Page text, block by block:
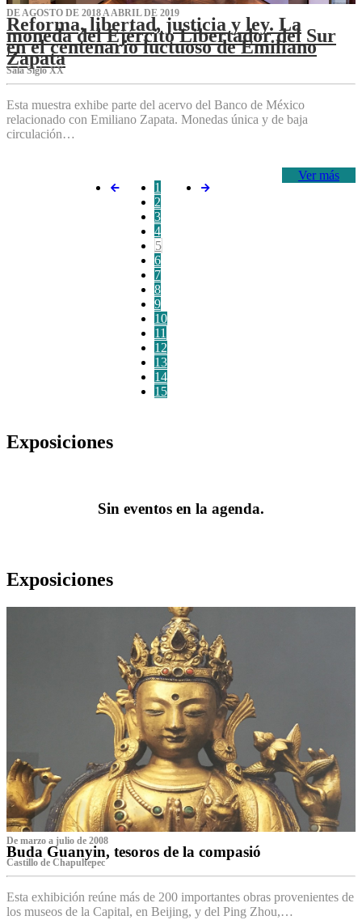
DE AGOSTO DE 2018 A ABRIL DE 2019
Reforma, libertad, justicia y ley. La
moneda del Ejército Libertador del Sur
en el centenario luctuoso de Emiliano
Zapata
Sala Siglo XX
Esta muestra exhibe parte del acervo del Banco de México
relacionado con Emiliano Zapata. Monedas única y de baja
circulación…
Ver más
1
2
3
4
5
6
7
8
9
10
11
12
13
14
15
Exposiciones
Sin eventos en la agenda.
Exposiciones
De marzo a julio de 2008
Buda Guanyin, tesoros de la compasió
Castillo de Chapultepec
Esta exhibición reúne más de 200 importantes obras provenientes de
los museos de la Capital, en Beijing, y del Ping Zhou,…